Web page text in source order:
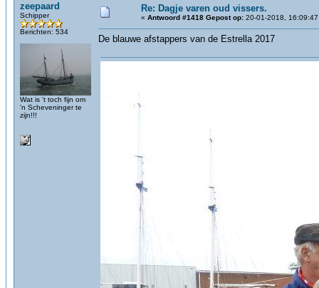
zeepaard
Schipper
Berichten: 534
Wat is 't toch fijn om
'n Scheveninger te
zijn!!!
Re: Dagje varen oud vissers.
« Antwoord #1418 Gepost op: 20-01-2018,
De blauwe afstappers van de Estrella 2017